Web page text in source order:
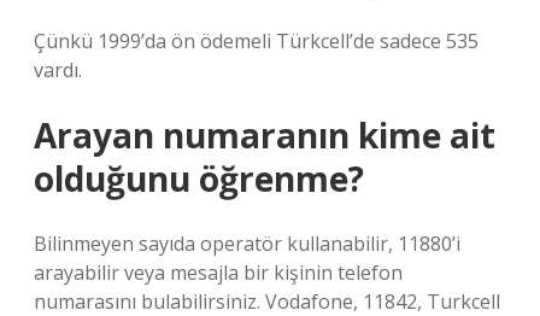
Çünkü 1999’da ön ödemeli Türkcell’de sadece 535
vardı.
Arayan numaranın kime ait
olduğunu öğrenme?
Bilinmeyen sayıda operatör kullanabilir, 11880’i
arayabilir veya mesajla bir kişinin telefon
numarasını bulabilirsiniz. Vodafone, 11842, Turkcell